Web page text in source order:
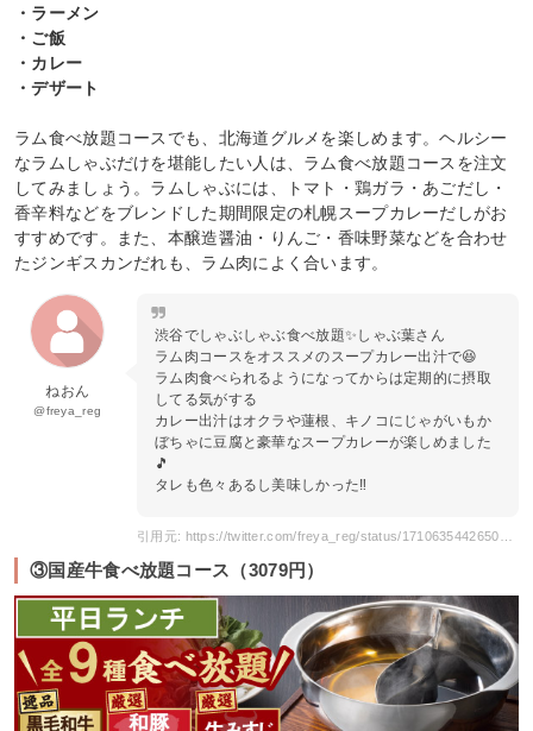
・ラーメン
・ご飯
・カレー
・デザート
ラム食べ放題コースでも、北海道グルメを楽しめます。ヘルシー
なラムしゃぶだけを堪能したい人は、ラム食べ放題コースを注文
してみましょう。ラムしゃぶには、トマト・鶏ガラ・あごだし・
香辛料などをブレンドした期間限定の札幌スープカレーだしがお
すすめです。また、本醸造醤油・りんご・香味野菜などを合わせ
たジンギスカンだれも、ラム肉によく合います。
ねおん
@freya_reg
渋谷でしゃぶしゃぶ食べ放題✨しゃぶ葉さん
ラム肉コースをオススメのスープカレー出汁で😆
ラム肉食べられるようになってからは定期的に摂取
してる気がする
カレー出汁はオクラや蓮根、キノコにじゃがいもか
ぼちゃに豆腐と豪華なスープカレーが楽しめました
🎵
タレも色々あるし美味しかった‼️
③国産牛食べ放題コース（3079円）